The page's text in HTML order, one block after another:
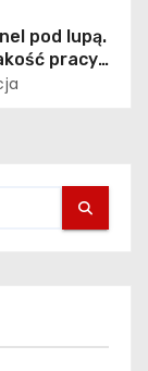
pod lupą.
pracy
ochrony?